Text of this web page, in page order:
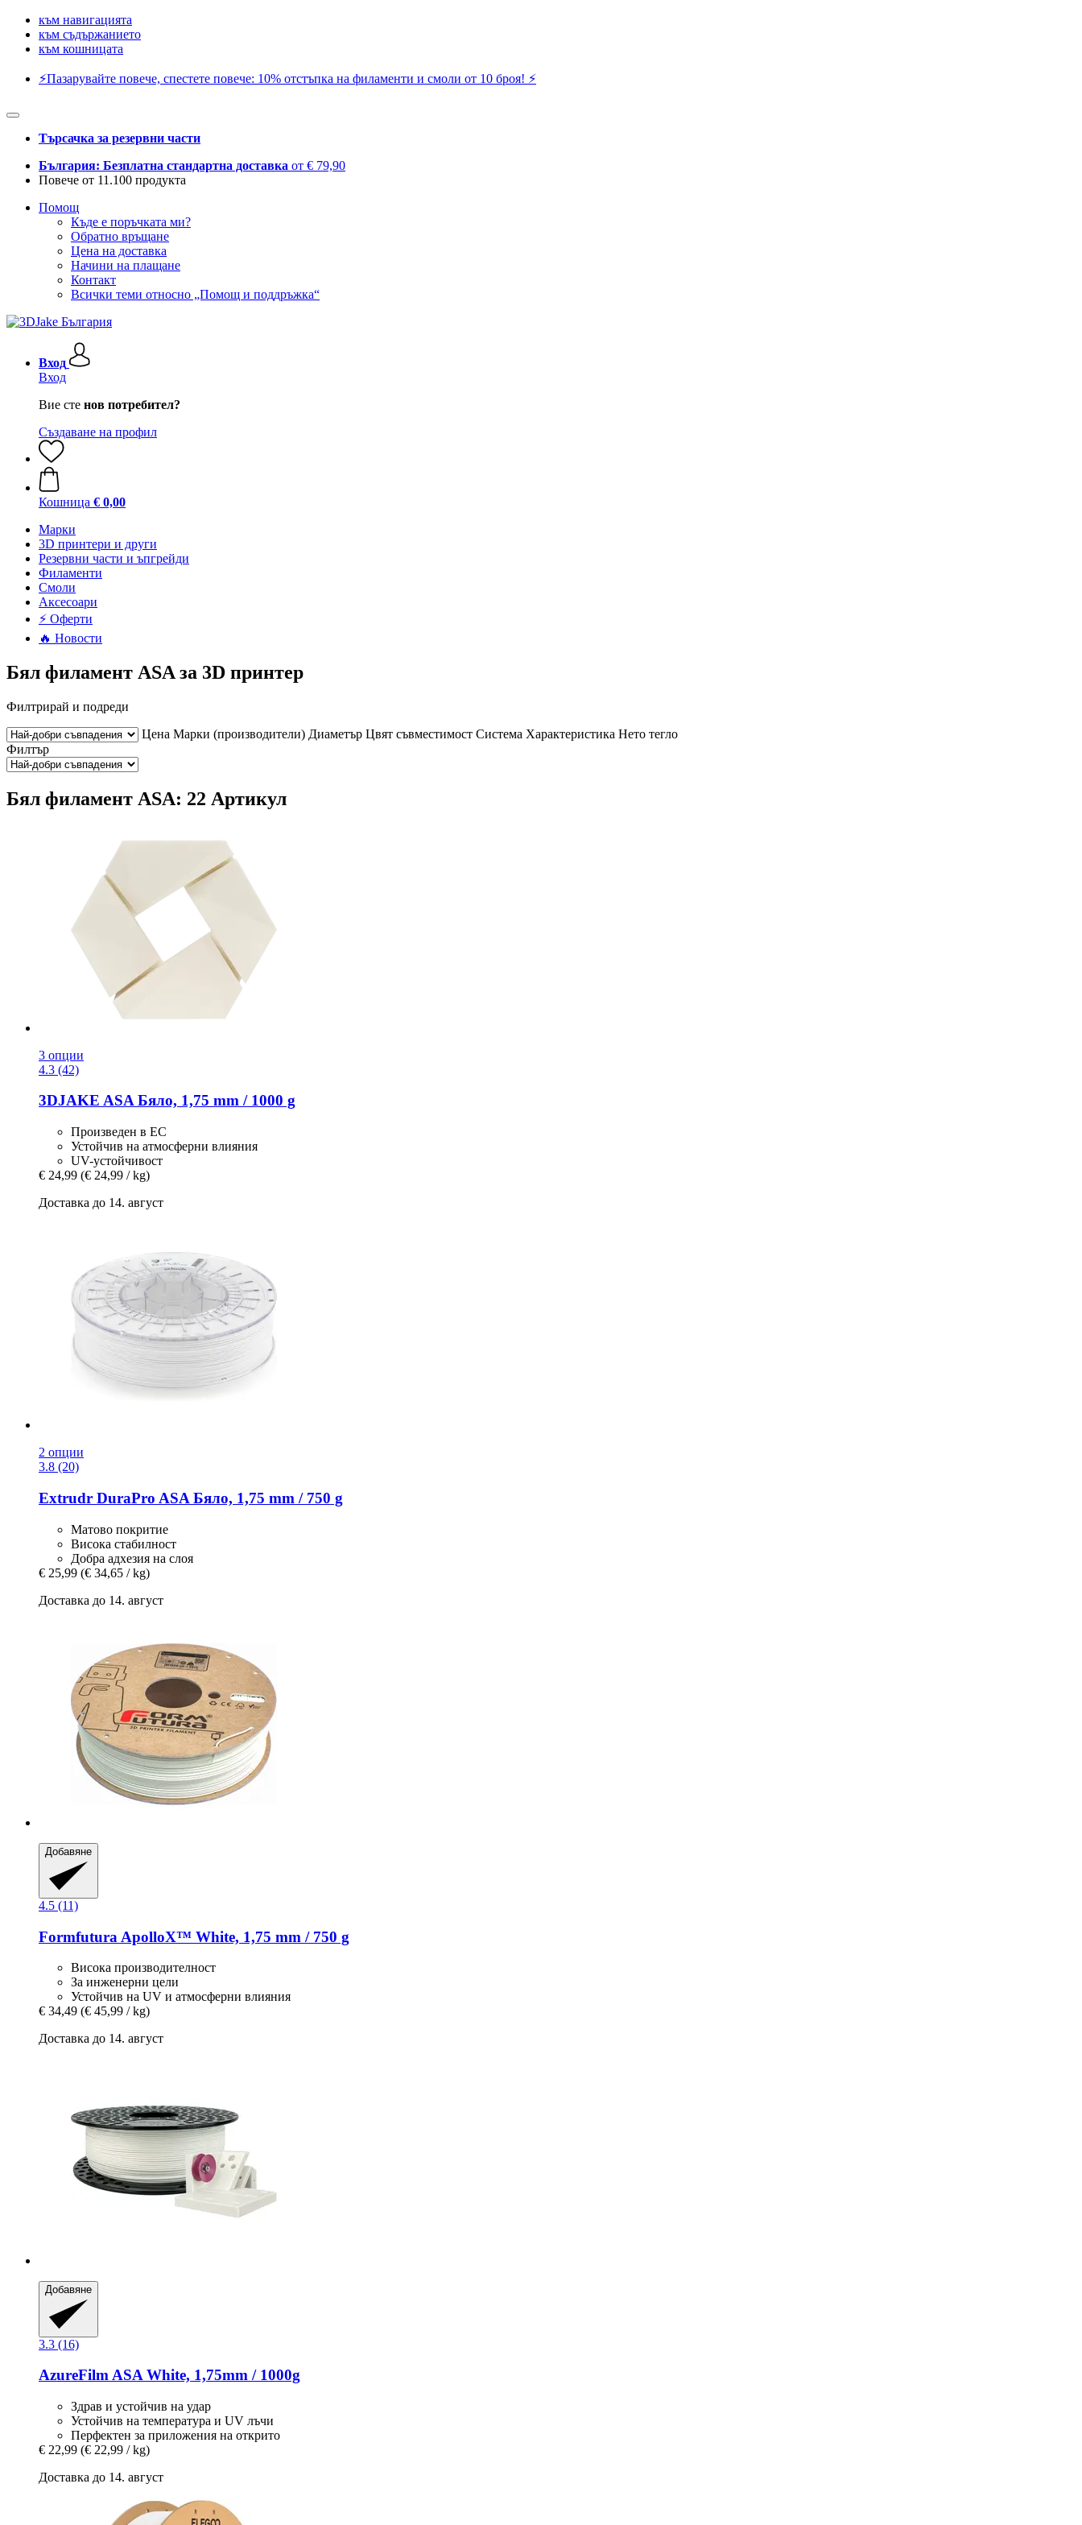
към навигацията
към съдържанието
към кошницата
⚡️Пазарувайте повече, спестете повече: 10% отстъпка на филаменти и смоли от 10 броя! ⚡️
Търсачка за резервни части
България: Безплатна стандартна доставка от € 79,90
Повече от 11.100 продукта
Помощ
Къде е поръчката ми?
Обратно връщане
Цена на доставка
Начини на плащане
Контакт
Всички теми относно „Помощ и поддръжка“
Вход
Вход
Вие сте нов потребител?
Създаване на профил
Кошница € 0,00
Mарки
3D принтери и други
Резервни части и ъпгрейди
Филаменти
Смоли
Аксесоари
⚡ Оферти
🔥 Новости
Бял филамент ASA за 3D принтер
Филтрирай и подреди
Цена Марки (производители) Диаметър Цвят съвместимост Система Характеристика Нето тегло
Филтър
Бял филамент ASA: 22 Артикул
3 опции
4.3 (42)
3DJAKE ASA Бяло, 1,75 mm / 1000 g
Произведен в ЕС
Устойчив на атмосферни влияния
UV-устойчивост
€ 24,99 (€ 24,99 / kg)
Доставка до 14. август
2 опции
3.8 (20)
Extrudr DuraPro ASA Бяло, 1,75 mm / 750 g
Матово покритие
Висока стабилност
Добра адхезия на слоя
€ 25,99 (€ 34,65 / kg)
Доставка до 14. август
Добавяне
4.5 (11)
Formfutura ApolloX™ White, 1,75 mm / 750 g
Висока производителност
За инженерни цели
Устойчив на UV и атмосферни влияния
€ 34,49 (€ 45,99 / kg)
Доставка до 14. август
Добавяне
3.3 (16)
AzureFilmASA White, 1,75mm / 1000g
Здрав и устойчив на удар
Устойчив на температура и UV лъчи
Перфектен за приложения на открито
€ 22,99 (€ 22,99 / kg)
Доставка до 14. август